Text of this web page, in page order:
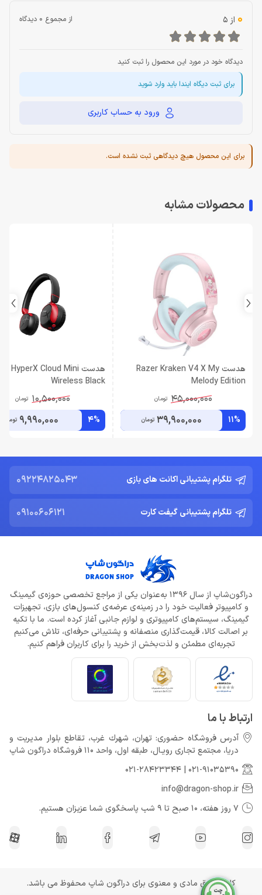
0 از 5 از مجموع 0 دیدگاه
دیدگاه خود در مورد این محصول را ثبت کنید
برای ثبت دیگاه ایندا باید وارد شوید
ورود به حساب کاربری
برای این محصول هیچ دیدگاهی ثبت نشده است.
محصولات مشابه
هدست Razer Kraken V4 X My
Melody Edition
45,000,000 تومان
11%
39,900,000 تومان
هدست HyperX Cloud Mini
Wireless Black
10,500,000 تومان
4%
9,990,000 تومان
تلگرام پشتیبانی اکانت های بازی 09224825043
تلگرام پشتیبانی گیفت کارت 09100606121
دراگون‌شاپ از سال 1396 به‌عنوان یکی از مراجع تخصصی حوزه‌ی گیمینگ
و کامپیوتر فعالیت خود را در زمینه‌ی عرضه‌ی کنسول‌های بازی، تجهیزات
گیمینگ، سیستم‌های کامپیوتری و لوازم جانبی آغاز کرده است. ما با تکیه
بر اصالت کالا، قیمت‌گذاری منصفانه و پشتیبانی حرفه‌ای، تلاش می‌کنیم
تجربه‌ای مطمئن و لذت‌بخش از خرید را برای کاربران فراهم کنیم.
ارتباط با ما
آدرس فروشگاه حضوری: تهران، شهرك غرب، تقاطع بلوار مدیریت و
دريا، مجتمع تجارى رويـال، طبقه اول، واحد 110 فروشگاه دراگون شاپ
021-91035390
|
021-28423344
info@dragon-shop.ir
7 روز هفته، 10 صبح تا 9 شب پاسخگوی شما عزیزان هستیم.
کلیه حقوق مادی و معنوی برای دراگون شاپ محفوظ می باشد.